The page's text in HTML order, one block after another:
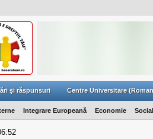
şi răspunsuri Centre Universitare
Integrare Europeană Economie Social